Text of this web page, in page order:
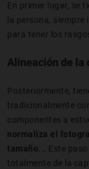
En primer lugar, se
la persona,
para tener los
Alineación de la
Posteriormente,
tradicionalmente
componentes a
normaliza el
tamaño ... Este
totalmente de la